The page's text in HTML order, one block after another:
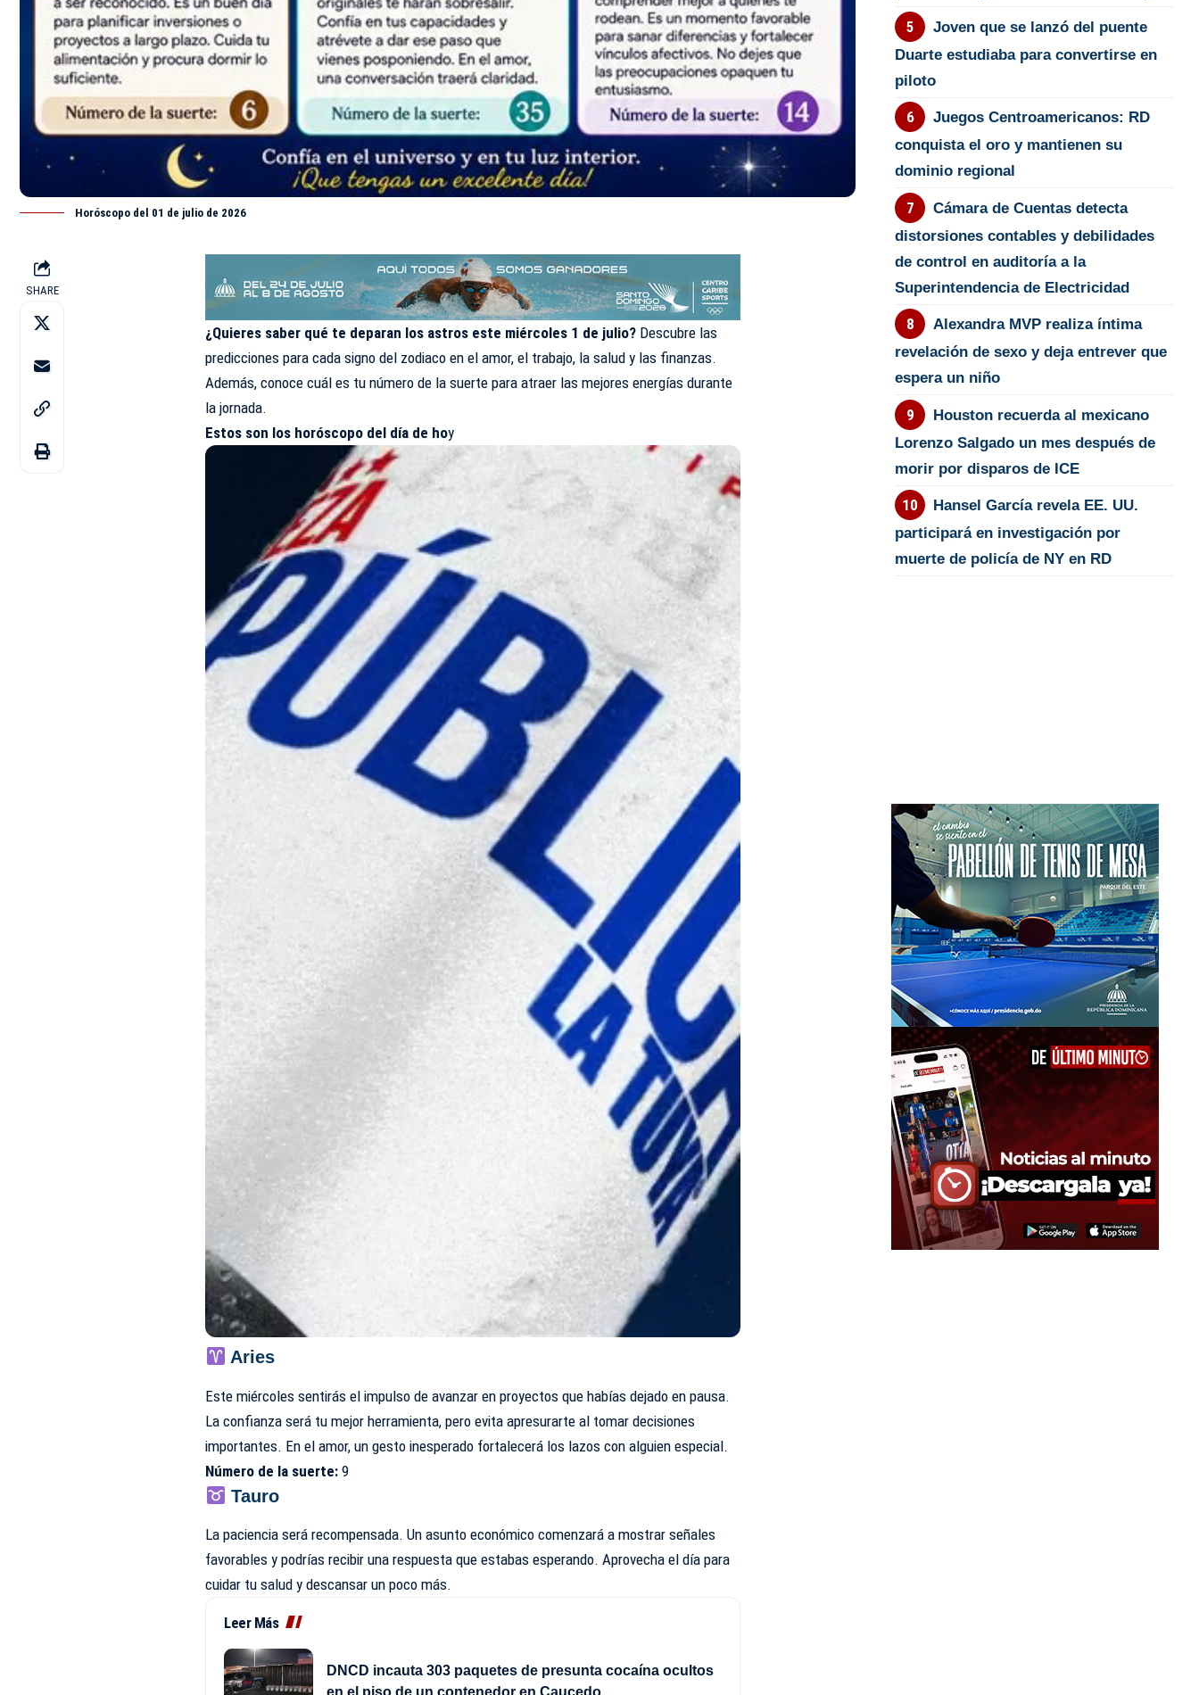
Horóscopo del 01 de julio de 2026
SHARE
¿Quieres saber qué te deparan los astros este miércoles 1 de julio? Descubre las
predicciones para cada signo del zodiaco en el amor, el trabajo, la salud y las finanzas.
Además, conoce cuál es tu número de la suerte para atraer las mejores energías durante
la jornada.
Estos son los horóscopo del día de hoy
Aries
Este miércoles sentirás el impulso de avanzar en proyectos que habías dejado en pausa.
La confianza será tu mejor herramienta, pero evita apresurarte al tomar decisiones
importantes. En el amor, un gesto inesperado fortalecerá los lazos con alguien especial.
Número de la suerte: 9
Tauro
La paciencia será recompensada. Un asunto económico comenzará a mostrar señales
favorables y podrías recibir una respuesta que estabas esperando. Aprovecha el día para
cuidar tu salud y descansar un poco más.
Leer Más
DNCD incauta 303 paquetes de presunta cocaína ocultos
Joven que se lanzó del puente
Duarte estudiaba para convertirse en
piloto
Juegos Centroamericanos: RD
conquista el oro y mantienen su
dominio regional
Cámara de Cuentas detecta
distorsiones contables y debilidades
de control en auditoría a la
Superintendencia de Electricidad
Alexandra MVP realiza íntima
revelación de sexo y deja entrever que
espera un niño
Houston recuerda al mexicano
Lorenzo Salgado un mes después de
morir por disparos de ICE
Hansel García revela EE. UU.
participará en investigación por
muerte de policía de NY en RD